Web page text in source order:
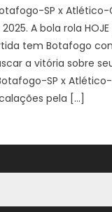
SP x Atlético-
A bola rola
tem Botafogo
a vitória sobre
SP x
pela […]